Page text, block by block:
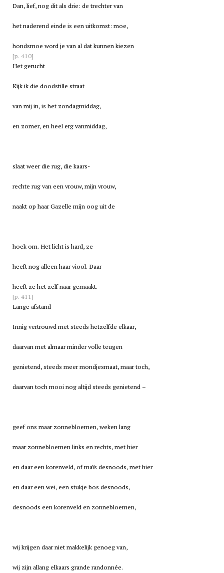
Dan, lief, nog dit als drie: de trechter van
het naderend einde is een uitkomst: moe,
hondsmoe word je van al dat kunnen kiezen
[p. 410]
Het gerucht
Kijk ik die doodstille straat
van mij in, is het zondagmiddag,
en zomer, en heel erg vanmiddag,
slaat weer die rug, die kaars-
rechte rug van een vrouw, mijn vrouw,
naakt op haar Gazelle mijn oog uit de
hoek om. Het licht is hard, ze
heeft nog alleen haar viool. Daar
heeft ze het zelf naar gemaakt.
[p. 411]
Lange afstand
Innig vertrouwd met steeds hetzelfde elkaar,
daarvan met almaar minder volle teugen
genietend, steeds meer mondjesmaat, maar toch,
daarvan toch mooi nog altijd steeds genietend –
geef ons maar zonnebloemen, weken lang
maar zonnebloemen links en rechts, met hier
en daar een korenveld, of maïs desnoods, met hier
en daar een wei, een stukje bos desnoods,
desnoods een korenveld en zonnebloemen,
wij krijgen daar niet makkelijk genoeg van,
wij zijn allang elkaars grande randonnée.